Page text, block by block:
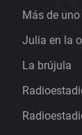
Más de uno
Julia en la
La brújula